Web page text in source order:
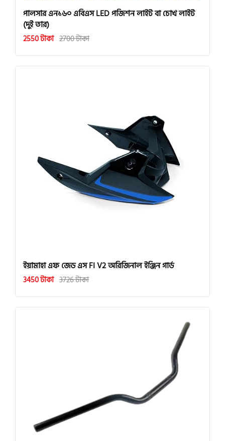
পালসার এন১৬০ এবিএস LED পজিশন লাইট বা চোখ লাইট
(দুই তার)
2550 টাকা 2700 টাকা
ইয়ামাহা এফ জেড এস FI V2 অরিজিনাল ইঞ্জিন গার্ড
3450 টাকা 3726 টাকা